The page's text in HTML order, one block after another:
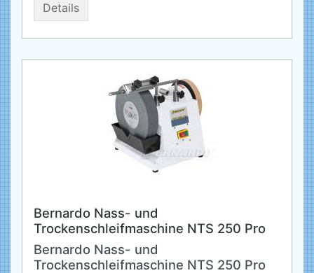
Details
Bernardo Nass- und
Trockenschleifmaschine NTS 250 Pro
Bernardo Nass- und
Trockenschleifmaschine NTS 250 Pro